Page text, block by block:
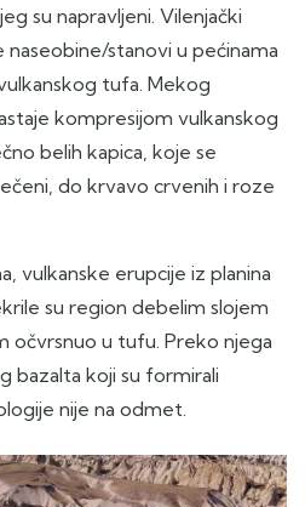
su napravljeni. Vilenjački
naseobine/stanovi u pećinama
tufa. Mekog
kompresijom vulkanskog
belih kapica, koje se
do krvavo crvenih i roze
vulkanske erupcije iz planina
su region debelim slojem
očvrsnuo u tufu. Preko njega
bazalta koji su formirali
nije na odmet.